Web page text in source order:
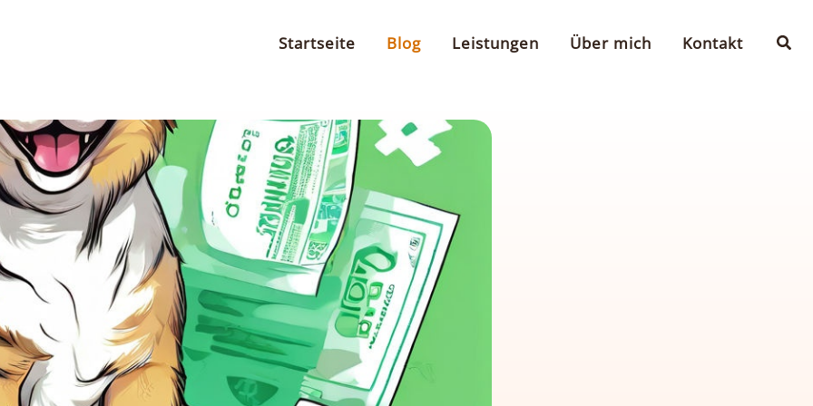
Startseite Blog Leistungen Über mich Kontakt